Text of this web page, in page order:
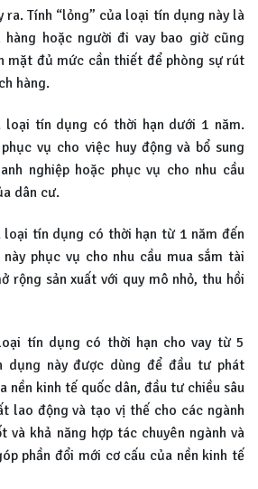
Tính “lỏng” của loại tín dụng này là
hoặc người đi vay bao giờ cũng
mặt đủ mức cần thiết để phòng sự rút
hàng.
loại tín dụng có thời hạn dưới 1 năm.
vụ cho việc huy động và bổ sung
nghiệp hoặc phục vụ cho nhu cầu
dân cư.
loại tín dụng có thời hạn từ 1 năm đến
phục vụ cho nhu cầu mua sắm tài
rộng sản xuất với quy mô nhỏ, thu hồi
tín dụng có thời hạn cho vay từ 5
này được dùng để đầu tư phát
nền kinh tế quốc dân, đầu tư chiều sâu
lao động và tạo vị thế cho các ngành
và khả năng hợp tác chuyên ngành và
phần đổi mới cơ cấu của nền kinh tế